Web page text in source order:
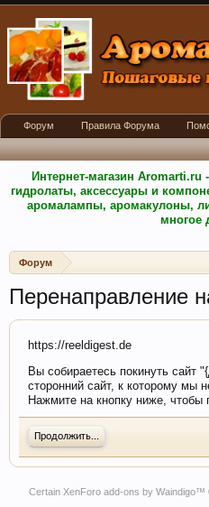
Интернет-магазин
гидролаты, аксессуары и
аромалампы, аромакулоны,
многое
Форум
Перенаправление
https://reeldigest.de
Вы собираетесь покинуть сайт
сторонний сайт, к которому мы
Нажмите на кнопку ниже, чтобы
Продолжить...
Certain XenForo add-ons by Waindigo™
Форум Правила Форума